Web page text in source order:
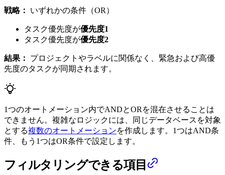
戦略： いずれかの条件（OR）
タスク優先度が優先度1
タスク優先度が優先度2
結果：
プロジェクトやラベルに関係なく、緊急および高優
先度のタスクが同期されます。
1つのオートメーション内でANDとORを混在させることは
できません。複雑なロジックには、同じデータベースを対象
とする複数のオートメーションを作成します。1つはAND条
件、もう1つはOR条件で設定します。
フィルタリングできる項目